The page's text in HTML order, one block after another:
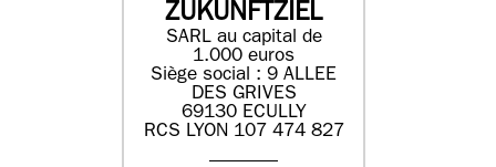
ZUKUNFTZIEL
SARL au capital de
1.000 euros
Siège social : 9 ALLEE
DES GRIVES
69130 ECULLY
RCS LYON 107 474 827